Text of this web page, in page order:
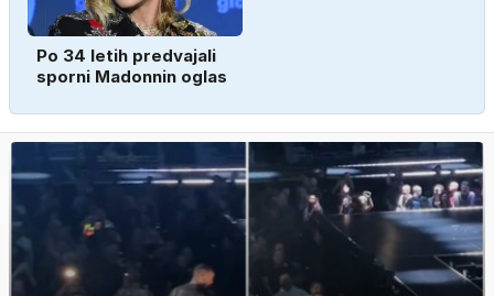
Po 34 letih predvajali
sporni Madonnin oglas